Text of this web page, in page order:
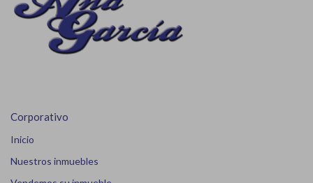
Corporativo
Inicio
Nuestros inmuebles